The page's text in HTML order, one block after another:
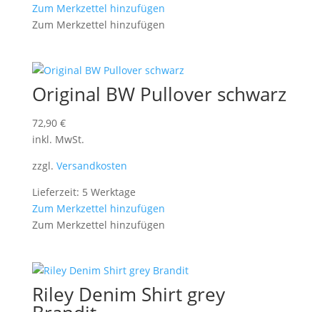
Zum Merkzettel hinzufügen
Zum Merkzettel hinzufügen
Original BW Pullover schwarz
72,90 €
inkl. MwSt.
zzgl. Versandkosten
Lieferzeit: 5 Werktage
Zum Merkzettel hinzufügen
Zum Merkzettel hinzufügen
Riley Denim Shirt grey